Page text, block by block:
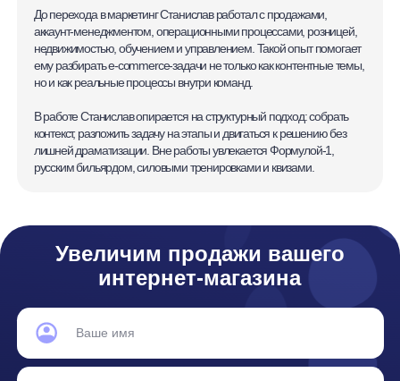
Юридический адрес:121 205, город Москва, тер Инновационного
Фактический адрес:
улица Грузинский Вал, 7. Башня 2
ИНН 7 728 492 537
программного обеспечения